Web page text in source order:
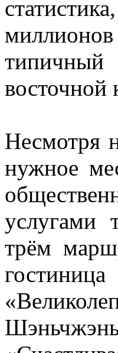
типичный
восточной
Несмотря
нужное
услугами
трём